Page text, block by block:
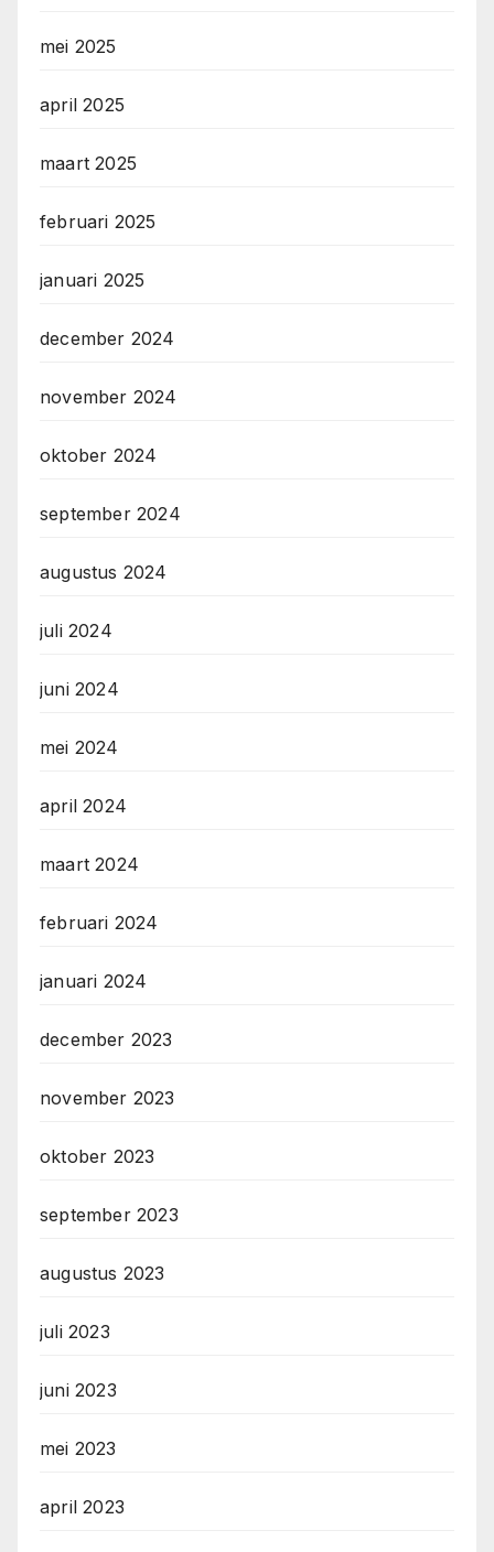
mei 2025
april 2025
maart 2025
februari 2025
januari 2025
december 2024
november 2024
oktober 2024
september 2024
augustus 2024
juli 2024
juni 2024
mei 2024
april 2024
maart 2024
februari 2024
januari 2024
december 2023
november 2023
oktober 2023
september 2023
augustus 2023
juli 2023
juni 2023
mei 2023
april 2023